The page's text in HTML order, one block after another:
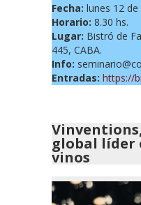
Fecha: lunes 12
Horario: 8.30 hs.
Lugar: Bistró de
445, CABA.
Info:
Entradas: https://
global líder
vinos